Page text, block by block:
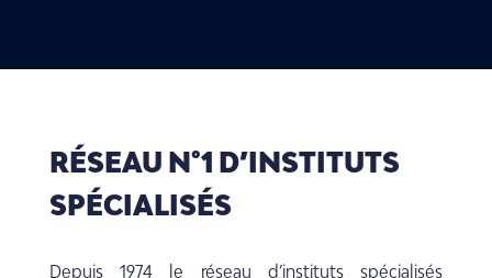
RÉSEAU N°1 D’INSTITUTS
SPÉCIALISÉS
Depuis 1974 le réseau d’instituts spécialisés